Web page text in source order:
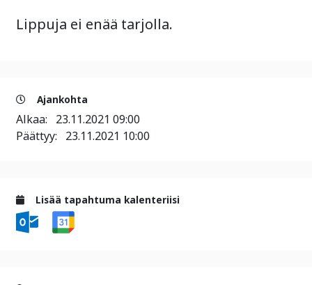
Lippuja ei enää tarjolla.
Ajankohta
Alkaa: 23.11.2021 09:00
Päättyy: 23.11.2021 10:00
Lisää tapahtuma kalenteriisi